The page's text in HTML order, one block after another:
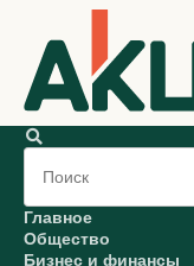
Главное
Общество
Бизнес и финансы